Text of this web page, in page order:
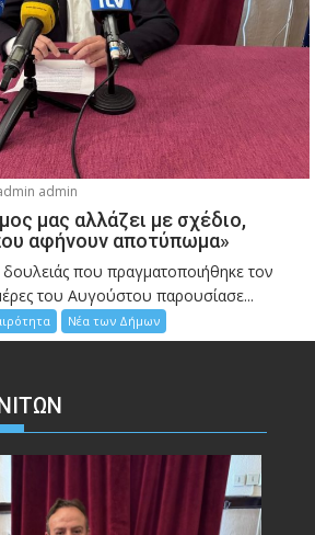
admin
μας αλλάζει με σχέδιο,
αφήνουν αποτύπωμα»
δουλειάς που πραγματοποιήθηκε τον
του Αυγούστου παρουσίασε...
Νέα των Δήμων